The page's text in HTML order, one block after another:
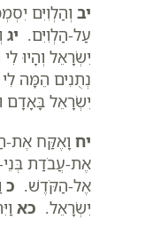
יב וְהַלְוִיִּם
עַל-הַלְוִיִּם. יג
יִשְׂרָאֵל וְהָיוּ
נְתֻנִים הֵמָּה
יִשְׂרָאֵל בָּאָדָם
יח וָאֶקַּח אֶת-
אֶת-עֲבֹדַת
אֶל-הַקֹּדֶשׁ. כ
יִשְׂרָאֵל. כא